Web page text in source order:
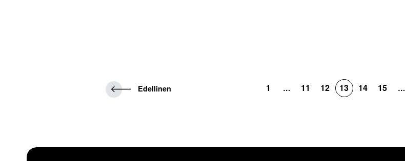
EEdellinen 1 … 11 12 13 14 15 …